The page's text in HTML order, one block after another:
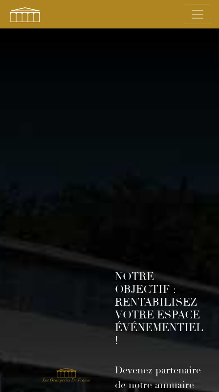
NOTRE
OBJECTIF :
RENTABILISEZ
VOTRE ESPACE
ÉVÉNEMENTIEL
!
Devenez partenaire
de notre annuaire